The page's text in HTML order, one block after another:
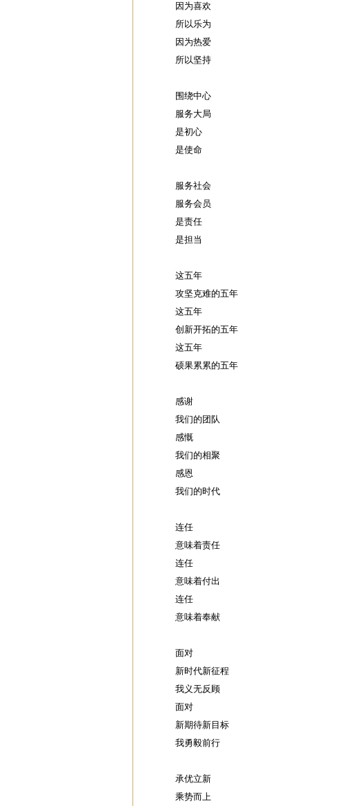
因为喜欢
所以乐为
因为热爱
所以坚持
围绕中心
服务大局
是初心
是使命
服务社会
服务会员
是责任
是担当
这五年
攻坚克难的五年
这五年
创新开拓的五年
这五年
硕果累累的五年
感谢
我们的团队
感慨
我们的相聚
感恩
我们的时代
连任
意味着责任
连任
意味着付出
连任
意味着奉献
面对
新时代新征程
我义无反顾
面对
新期待新目标
我勇毅前行
承优立新
乘势而上